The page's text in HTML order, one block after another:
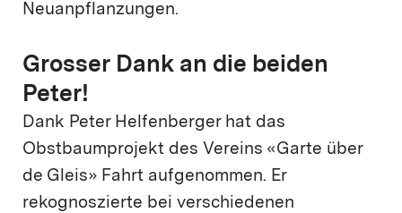
Neuanpflanzungen.
Grosser Dank an die beiden
Peter!
Dank Peter Helfenberger hat das
Obstbaumprojekt des Vereins «Garte über
de Gleis» Fahrt aufgenommen. Er
rekognoszierte bei verschiedenen